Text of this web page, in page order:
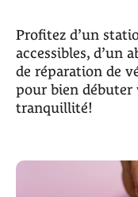
Profitez d’un
accessibles, d’un
de réparation de
pour bien débuter
tranquillité!